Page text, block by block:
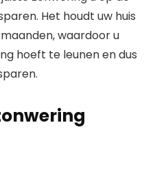
Het houdt uw huis
waardoor u
hoeft te leunen en dus